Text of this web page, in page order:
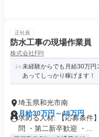
正社員
防水工事の現場作業員
株式会社FPI
未経験からでも月給30万円
あってしっかり稼げます！
埼玉県和光市南
月給30万円～48万円
求める人材: 【応募条件
問 ・第二新卒歓迎 ・...